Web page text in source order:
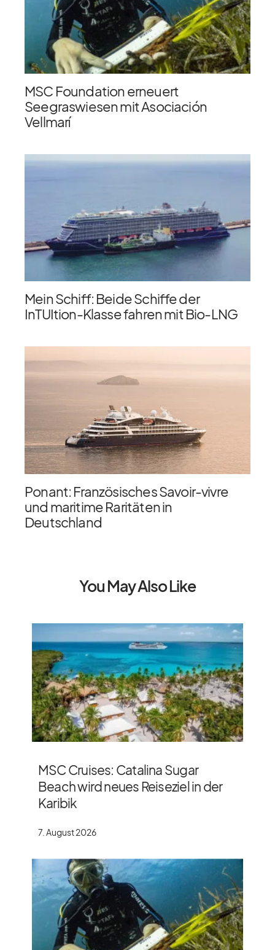
MSC Foundation erneuert
Seegraswiesen mit Asociación
Vellmarí
Mein Schiff: Beide Schiffe der
InTUItion-Klasse fahren mit Bio-LNG
Ponant: Französisches Savoir-vivre
und maritime Raritäten in
Deutschland
You May Also Like
MSC Cruises: Catalina Sugar
Beach wird neues Reiseziel in der
Karibik
7. August 2026